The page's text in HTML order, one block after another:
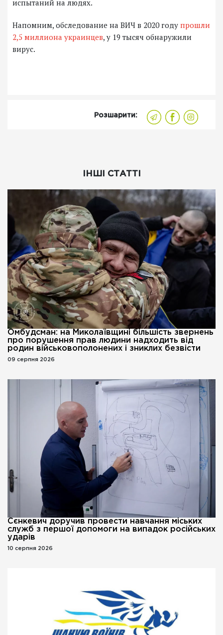
испытаний на людях.
Напомним, обследование на ВИЧ в 2020 году прошли
2,5 миллиона украинцев, у 19 тысяч обнаружили
вирус.
Розшарити:
ІНШІ СТАТТІ
Омбудсман: на Миколаївщині більшість звернень
про порушення прав людини надходить від
родин військовополонених і зниклих безвісти
09 серпня 2026
Сєнкевич доручив провести навчання міських
служб з першої допомоги на випадок російських
ударів
10 серпня 2026